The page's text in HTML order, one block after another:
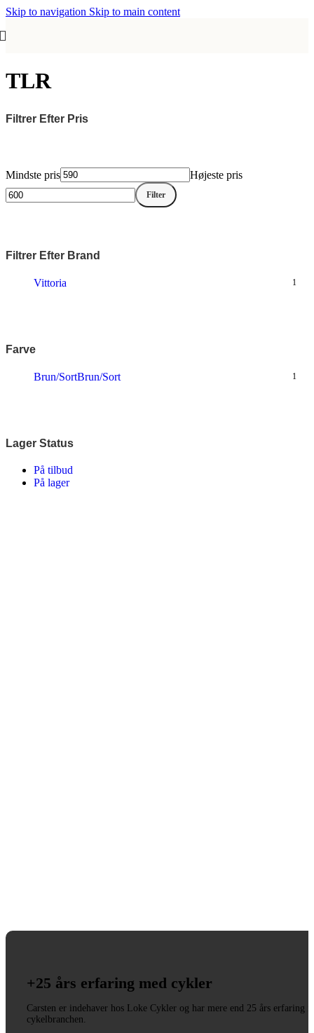
Skip to navigation Skip to main content
TLR
Filtrer Efter Pris
Mindste pris Højeste pris
Filter
Filtrer Efter Brand
Vittoria 1
Farve
Brun/SortBrun/Sort 1
Lager Status
På tilbud
På lager
+25 års erfaring med cykler
Carsten er indehaver hos Loke Cykler og har mere end 25 års erfaring i
cykelbranchen.